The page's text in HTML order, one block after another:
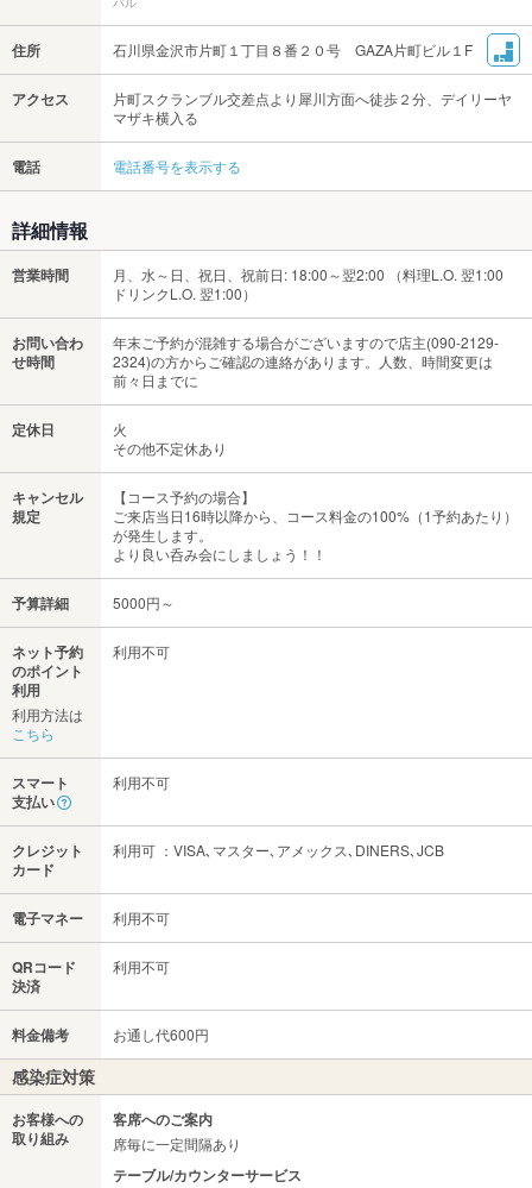
住所 石川県金沢市片町１丁目８番２０号 GAZA片町ビル１F
アクセス
片町スクランブル交差点より犀川方面へ徒歩２分、デイリーヤ
マザキ横入る
電話 電話番号を表示する
詳細情報
営業時間
月、水～日、祝日、祝前日: 18:00～翌2:00 （料理L.O. 翌1:00
ドリンクL.O. 翌1:00）
お問い合わ
せ時間
年末ご予約が混雑する場合がございますので店主(090-2129-
2324)の方からご確認の連絡があります。人数、時間変更は
前々日までに
定休日
火
その他不定休あり
キャンセル
規定
【コース予約の場合】
ご来店当日16時以降から、コース料金の100%（1予約あたり）
が発生します。
より良い呑み会にしましょう！！
予算詳細 5000円～
ネット予約
のポイント
利用
利用方法は
こちら
利用不可
スマート
支払い
利用不可
クレジット
カード
利用可 ：VISA､マスター､アメックス､DINERS､JCB
電子マネー 利用不可
QRコード
決済
利用不可
料金備考 お通し代600円
感染症対策
お客様への
取り組み
客席へのご案内
席毎に一定間隔あり
テーブル/カウンターサービス